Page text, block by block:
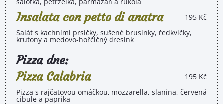
Insalata con petto di anatra
195 Kč
Salát s kachními prsíčky, sušené brusinky, ředkvičky,
krutony a medovo-hořčičný dresink
Pizza dne:
Pizza Calabria
195 Kč
Pizza s rajčatovou omáčkou, mozzarella, slanina, červená
cibule a paprika